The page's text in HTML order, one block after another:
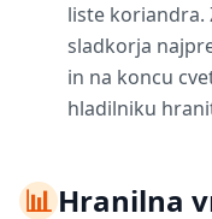
liste koriandra.
sladkorja
in na koncu
hladilniku
📊Hranilna